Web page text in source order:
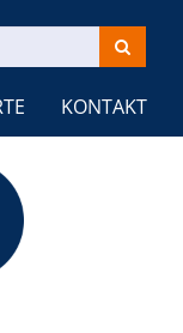
KONTAKT